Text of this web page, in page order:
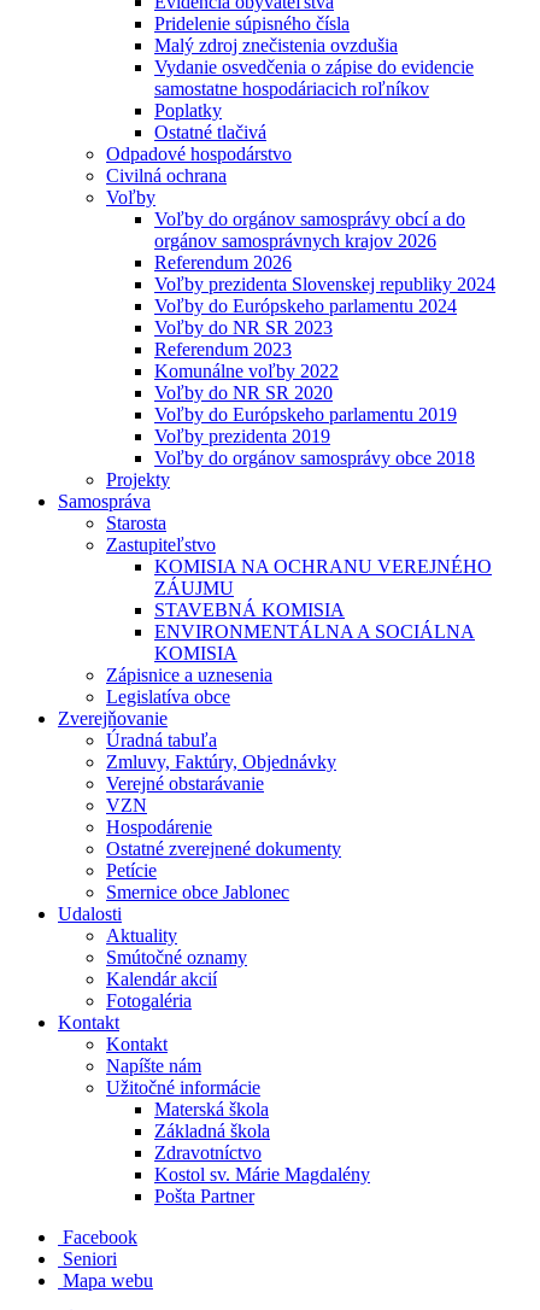
Pridelenie súpisného čísla
Malý zdroj znečistenia ovzdušia
Vydanie osvedčenia o zápise do evidencie
samostatne hospodáriacich roľníkov
Poplatky
Ostatné tlačivá
Odpadové hospodárstvo
Civilná ochrana
Voľby
Voľby do orgánov samosprávy obcí a do
orgánov samosprávnych krajov 2026
Referendum 2026
Voľby prezidenta Slovenskej republiky 2024
Voľby do Európskeho parlamentu 2024
Voľby do NR SR 2023
Referendum 2023
Komunálne voľby 2022
Voľby do NR SR 2020
Voľby do Európskeho parlamentu 2019
Voľby prezidenta 2019
Voľby do orgánov samosprávy obce 2018
Projekty
Samospráva
Starosta
Zastupiteľstvo
KOMISIA NA OCHRANU VEREJNÉHO
ZÁUJMU
STAVEBNÁ KOMISIA
ENVIRONMENTÁLNA A SOCIÁLNA
KOMISIA
Zápisnice a uznesenia
Legislatíva obce
Zverejňovanie
Úradná tabuľa
Zmluvy, Faktúry, Objednávky
Verejné obstarávanie
VZN
Hospodárenie
Ostatné zverejnené dokumenty
Petície
Smernice obce Jablonec
Udalosti
Aktuality
Smútočné oznamy
Kalendár akcií
Fotogaléria
Kontakt
Kontakt
Napíšte nám
Užitočné informácie
Materská škola
Základná škola
Zdravotníctvo
Kostol sv. Márie Magdalény
Pošta Partner
Facebook
Seniori
Mapa webu